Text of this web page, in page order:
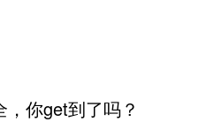
你get到了吗？